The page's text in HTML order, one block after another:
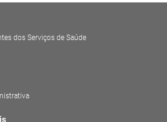
dos Serviços de Saúde